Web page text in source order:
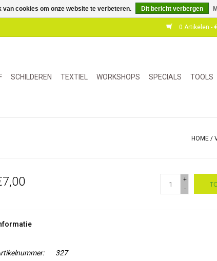
0 Artikelen -
SCHILDEREN TEXTIEL WORKSHOPS SPECIALS TOOLS
HOME /
+
-
327
cookies om onze website te verbeteren. Dit bericht verbergen